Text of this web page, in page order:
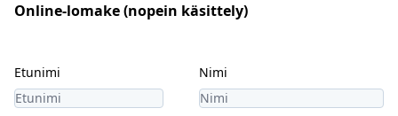
Online-lomake (nopein käsittely)
Etunimi Nimi